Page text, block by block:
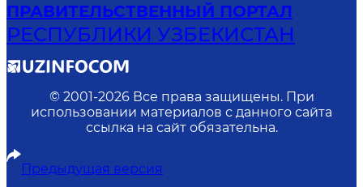
ПРАВИТЕЛЬСТВЕННЫЙ ПОРТАЛ
РЕСПУБЛИКИ УЗБЕКИСТАН
© 2001-2026 Все права защищены. При
использовании материалов с данного сайта
ссылка на сайт обязательна.
Предыдущая версия